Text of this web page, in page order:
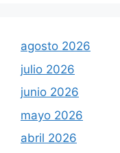
agosto 2026
julio 2026
junio 2026
mayo 2026
abril 2026